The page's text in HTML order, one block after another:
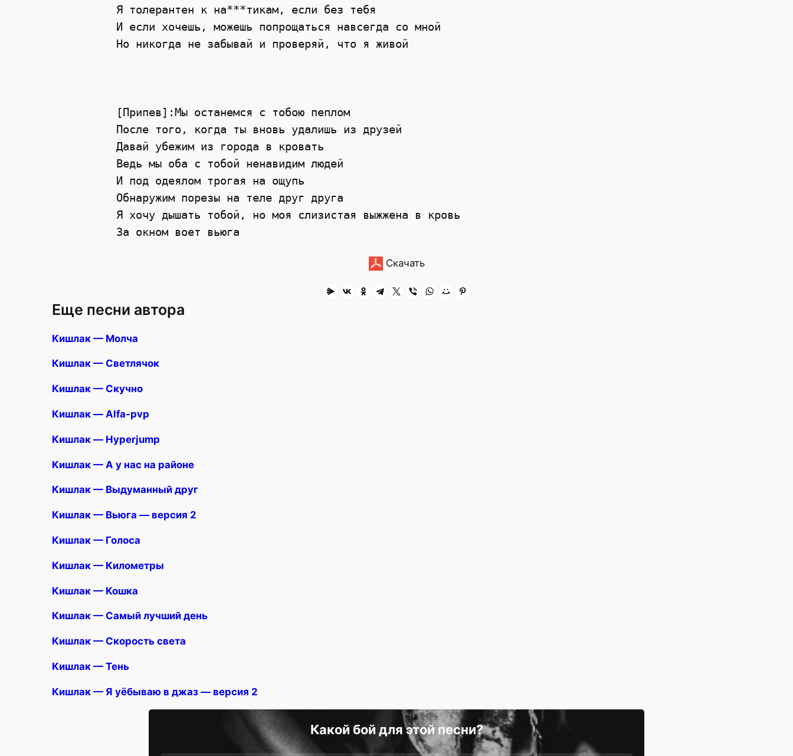
Я толерантен к на***тикам, если без тебя
И если хочешь, можешь попрощаться навсегда со мной
Но никогда не забывай и проверяй, что я живой
[Припев]:Мы останемся с тобою пеплом
После того, когда ты вновь удалишь из друзей
Давай убежим из города в кровать
Ведь мы оба с тобой ненавидим людей
И под одеялом трогая на ощупь
Обнаружим порезы на теле друг друга
Я хочу дышать тобой, но моя слизистая выжжена в кровь
Скачать
Еще песни автора
Кишлак — Молча
Кишлак — Светлячок
Кишлак — Скучно
Кишлак — Alfa-pvp
Кишлак — Hyperjump
Кишлак — А у нас на районе
Кишлак — Выдуманный друг
Кишлак — Вьюга — версия 2
Кишлак — Голоса
Кишлак — Километры
Кишлак — Кошка
Кишлак — Самый лучший день
Кишлак — Скорость света
Кишлак — Тень
Кишлак — Я уёбываю в джаз — версия 2
Какой бой для этой песни?